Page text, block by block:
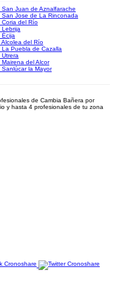
Juan de Aznalfarache
Jose de La Rinconada
del Río
del Río
Puebla de Cazalla
del Alcor
la Mayor
de Cambia Bañera por
y hasta 4 profesionales de tu zona